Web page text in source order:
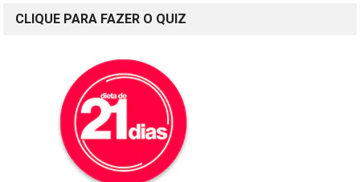
CLIQUE PARA FAZER O QUIZ